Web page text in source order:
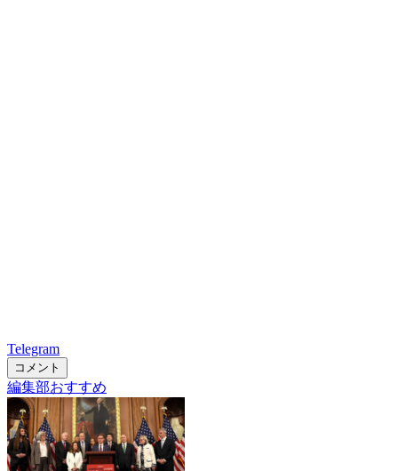
Telegram
コメント
編集部おすすめ